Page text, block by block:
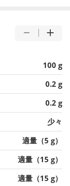
100 g
0.2 g
0.2 g
少々
適量（5 g）
適量（15 g）
適量（15 g）